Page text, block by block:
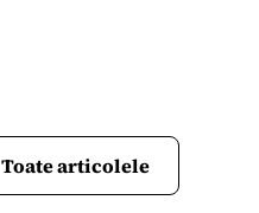
Toate articolele